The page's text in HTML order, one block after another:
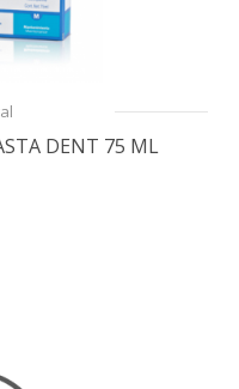
DENT 75 ML